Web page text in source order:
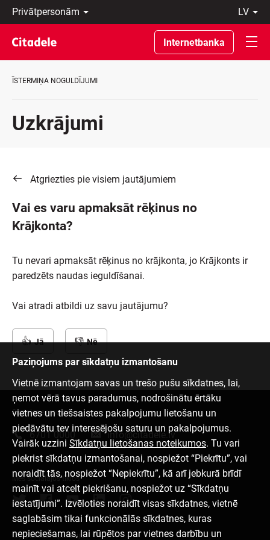
Privātpersonām
Uzņēmumiem
Private
Banking
Par
C
lv
Latviski
По-
русски
In
Internetbanka
ĪSTERMIŅA NOGULDĪJUMI
Uzkrājumi
Atgriezties pie visiem jautājumiem
Vai es varu apmaksāt rēķinus no
Krājkonta?
Tu nevari apmaksāt rēķinus no krājkonta, jo Krājkonts ir
paredzēts naudas ieguldīšanai.
Vai atradi atbildi uz savu jautājumu?
Jā Nē
Paziņojums par sīkdatņu izmantošanu
Vietnē izmantojam savas un trešo pušu sīkdatnes, lai,
ņemot vērā tavus paradumus, nodrošinātu ērtāku
vietnes un tiešsaistes pakalpojumu lietošanu un
piedāvātu tev interesējošu saturu un pakalpojumus.
Vairāk uzzini Sīkdatņu lietošanas noteikumos. Tu vari
piekrist sīkdatņu izmantošanai, nospiežot “Piekrītu”, vai
noraidīt tās, nospiežot “Nepiekrītu”, kā arī jebkurā brīdī
mainīt vai atcelt piekrišanu, nospiežot uz “Sīkdatņu
iestatījumi”. Izvēloties noraidīt visas sīkdatnes, vietnē
saglabāsim tikai funkcionālās sīkdatnes, kuras
nepieciešamas, lai rūpētos par vietnes darbību un
Sazinies ar mums
6701 0000 info@citadele.lv
Mēs sociālajos tīklos
Lejupielādēt aplikāciju